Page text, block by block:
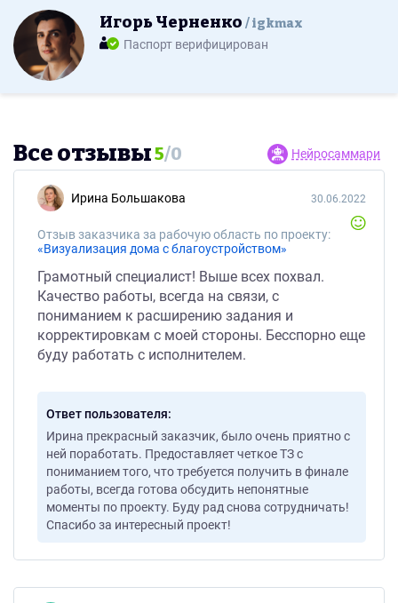
Игорь Черненко igkmax
Паспорт верифицирован
Все отзывы5/0 Нейросаммари
Ирина Большакова
Отзыв заказчика за рабочую область по проекту:
«Визуализация дома с благоустройством»
30.06.2022
Грамотный специалист! Выше всех похвал.
Качество работы, всегда на связи, с
пониманием к расширению задания и
корректировкам с моей стороны. Бесспорно еще
буду работать с исполнителем.
Ответ пользователя
Ирина прекрасный заказчик, было очень приятно с
ней поработать. Предоставляет четкое ТЗ с
пониманием того, что требуется получить в финале
работы, всегда готова обсудить непонятные
моменты по проекту. Буду рад снова сотрудничать!
Спасибо за интересный проект!